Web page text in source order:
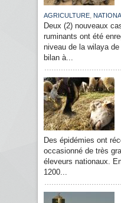
AGRICULTURE, NATIONAL
Deux (2) nouveaux
ruminants ont été
niveau de la wilaya
bilan à...
Des épidémies ont
occasionné de très
éleveurs nationaux.
1200...